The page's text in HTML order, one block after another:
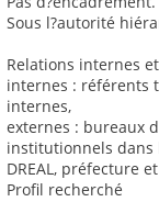
Sous l?autorité
Relations internes
internes : référents
internes,
externes : bureaux
institutionnels dans
DREAL, préfecture
Profil recherché